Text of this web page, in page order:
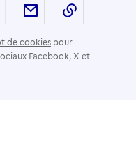
de cookies pour
Facebook, X et
sur Twitter
Partager sur LinkedIn
Partager par email